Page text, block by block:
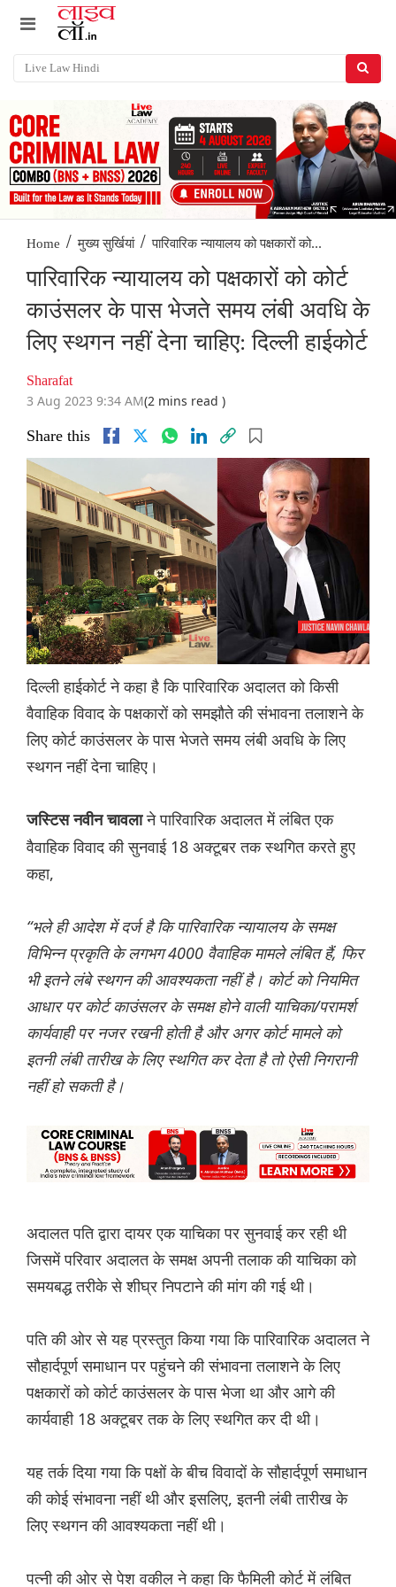
Home / मुख्य सुर्खियां / पारिवारिक न्यायालय को पक्षकारों को...
पारिवारिक न्यायालय को पक्षकारों को कोर्ट
काउंसलर के पास भेजते समय लंबी अवधि के
लिए स्थगन नहीं देना चाहिए: दिल्ली हाईकोर्ट
Sharafat
3 Aug 2023 9:34 AM(2 mins read )
Share this
दिल्ली हाईकोर्ट ने कहा है कि पारिवारिक अदालत को किसी
वैवाहिक विवाद के पक्षकारों को समझौते की संभावना तलाशने के
लिए कोर्ट काउंसलर के पास भेजते समय लंबी अवधि के लिए
स्थगन नहीं देना चाहिए।
जस्टिस नवीन चावलाने पारिवारिक अदालत में लंबित एक
वैवाहिक विवाद की सुनवाई 18 अक्टूबर तक स्थगित करते हुए
कहा,
“भले ही आदेश में दर्ज है कि पारिवारिक न्यायालय के समक्ष
विभिन्न प्रकृति के लगभग 4000 वैवाहिक मामले लंबित हैं, फिर
भी इतने लंबे स्थगन की आवश्यकता नहीं है। कोर्ट को नियमित
आधार पर कोर्ट काउंसलर के समक्ष होने वाली याचिका/परामर्श
कार्यवाही पर नजर रखनी होती है और अगर कोर्ट मामले को
इतनी लंबी तारीख के लिए स्थगित कर देता है तो ऐसी निगरानी
नहीं हो सकती है।
अदालत पति द्वारा दायर एक याचिका पर सुनवाई कर रही थी
जिसमें परिवार अदालत के समक्ष अपनी तलाक की याचिका को
समयबद्ध तरीके से शीघ्र निपटाने की मांग की गई थी।
पति की ओर से यह प्रस्तुत किया गया कि पारिवारिक अदालत ने
सौहार्दपूर्ण समाधान पर पहुंचने की संभावना तलाशने के लिए
पक्षकारों को कोर्ट काउंसलर के पास भेजा था और आगे की
कार्यवाही 18 अक्टूबर तक के लिए स्थगित कर दी थी।
यह तर्क दिया गया कि पक्षों के बीच विवादों के सौहार्दपूर्ण समाधान
की कोई संभावना नहीं थी और इसलिए, इतनी लंबी तारीख के
लिए स्थगन की आवश्यकता नहीं थी।
पत्नी की ओर से पेश वकील ने कहा कि फैमिली कोर्ट में लंबित